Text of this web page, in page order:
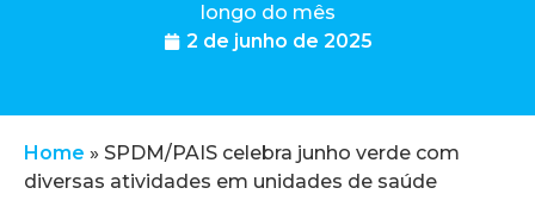
longo do mês
2 de junho de 2025
Home » SPDM/PAIS celebra junho verde com
diversas atividades em unidades de saúde